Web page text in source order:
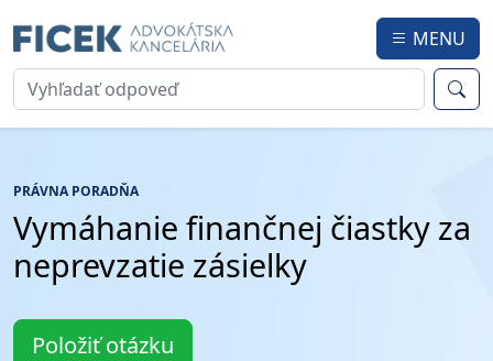
MENU
PRÁVNA PORADŇA
Vymáhanie finančnej čiastky za
neprevzatie zásielky
Položiť otázku